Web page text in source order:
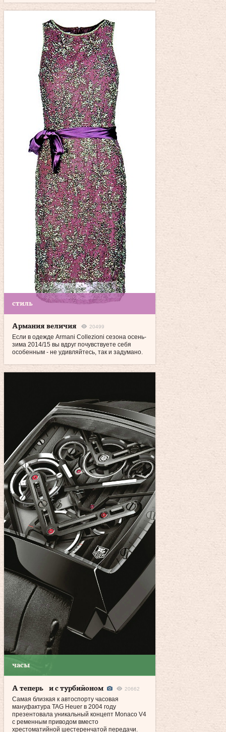
стиль
Армания величия 20499
Если в одежде Armani Collezioni сезона осень-
зима 2014/15 вы вдруг почувствуете себя
особенным - не удивляйтесь, так и задумано.
часы
А теперь и с турбийоном 20662
Самая близкая к автоспорту часовая
мануфактура TAG Heuer в 2004 году
презентовала уникальный концепт Monaco V4
с ременным приводом вместо
хрестоматийной шестеренчатой передачи.